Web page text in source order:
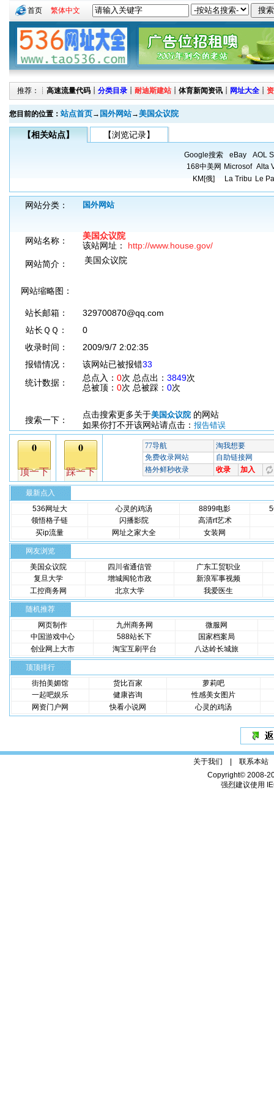
首页 繁体中文
推荐：┊ 高速流量代码 ┊ 分类目录 ┊ 耐迪斯建站 ┊ 体育新闻资讯 ┊ 网址大全 ┊
您目前的位置： 站点首页→ 国外网站→美国众议院
【相关站点】 【浏览记录】
Google搜索 eBay
AOL
168中美网 Microsof Alta
KM[俄]
La Tribu Le
网站分类： 国外网站
网站名称：
美国众议院
该站网址： http://www.house.gov/
网站简介：
美国众议院
网站缩略图：
站长邮箱：
329700870@qq.com
站长ＱＱ：
0
收录时间：
2009/9/7 2:02:35
报错情况：
该网站已被报错33
统计数据：
总点入： 0次 总点出： 3849次
总被顶： 0次 总被踩： 0次
搜索一下：
点击搜索更多关于美国众议院 的网站
如果你打不开该网站请点击： 报告错误
最新点入
536网址大
心灵的鸡汤 8899电影
领悟格子链
闪播影院
高清rt艺术
买ip流量
网址之家大全 女装网
网友浏览
美国众议院
四川省通信管
广东工贸职业
复旦大学
增城闽轮市政
新浪军事视频
工控商务网
北京大学 我爱医生
随机推荐
网页制作
九州商务网
微服网
中国游戏中心
588站长下
国家档案局
创业网上大市
淘宝互刷平台 八达岭长城旅
顶顶排行
街拍美媚馆
货比百家
萝莉吧
一起吧娱乐
健康咨询
性感美女图片
网资门户网
快看小说网 心灵的鸡汤
关于我们 | 联系本站
Copyright© 2008-
强烈建议使用